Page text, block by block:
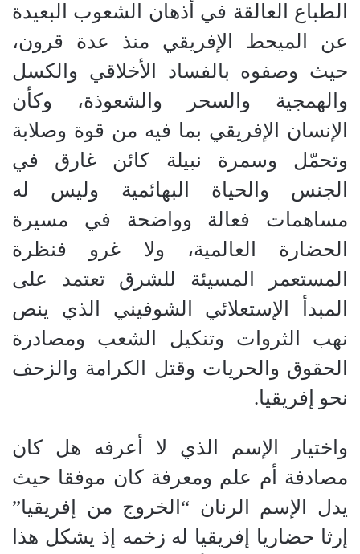
الطباع العالقة في أذهان الشعوب البعيدة
عن الميحط الإفريقي منذ عدة قرون،
حيث وصفوه بالفساد الأخلاقي والكسل
والهمجية والسحر والشعوذة، وكأن
الإنسان الإفريقي بما فيه من قوة وصلابة
وتحمّل وسمرة نبيلة كائن غارق في
الجنس والحياة البهائمية وليس له
مساهمات فعالة وواضحة في مسيرة
الحضارة العالمية، ولا غرو فنظرة
المستعمر المسيئة للشرق تعتمد على
المبدأ الإستعلائي الشوفيني الذي ينص
نهب الثروات وتنكيل الشعب ومصادرة
الحقوق والحريات وقتل الكرامة والزحف
نحو إفريقيا.
واختيار الإسم الذي لا أعرفه هل كان
مصادفة أم علم ومعرفة كان موفقا حيث
يدل الإسم الرنان “الخروج من إفريقيا”
إرثا حضاريا إفريقيا له زخمه إذ يشكل هذا